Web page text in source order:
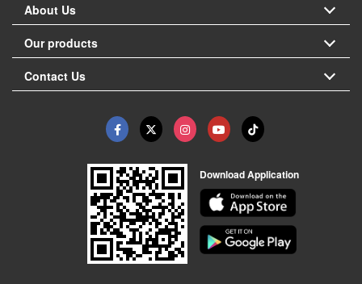
About Us
Our products
Contact Us
Download Application